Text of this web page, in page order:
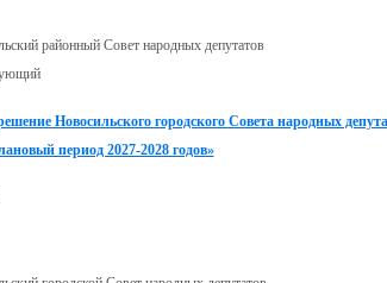
районный Совет народных депутатов
Новосильского городского Совета народных
период 2027-2028 годов»